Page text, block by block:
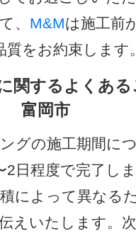
、 M&Mは施工前
質をお約束します
関するよくある
富岡市
グの施工期間に
2日程度で完了し
によって異なる
えいたします。